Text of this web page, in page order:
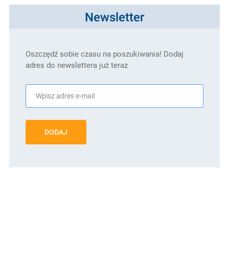
Newsletter
Oszczędź sobie czasu na poszukiwania! Dodaj
adres do newslettera już teraz
DODAJ